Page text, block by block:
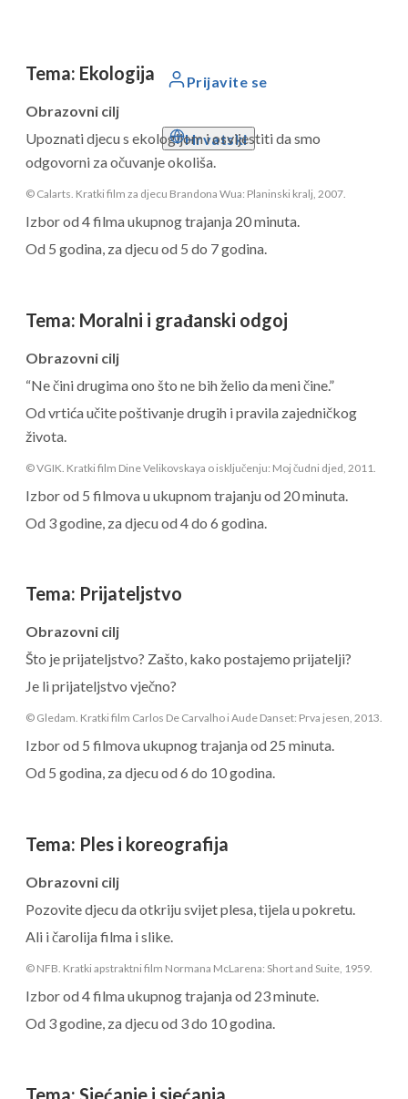
Prijavite se
Hrvatski
Tema: Ekologija
Obrazovni cilj
Upoznati djecu s ekologijom i osvijestiti da smo
odgovorni za očuvanje okoliša.
© Calarts. Kratki film za djecu Brandona Wua: Planinski kralj, 2007.
Izbor od 4 filma ukupnog trajanja 20 minuta.
Od 5 godina, za djecu od 5 do 7 godina.
Tema: Moralni i građanski odgoj
Obrazovni cilj
“Ne čini drugima ono što ne bih želio da meni čine.”
Od vrtića učite poštivanje drugih i pravila zajedničkog
života.
© VGIK. Kratki film Dine Velikovskaya o isključenju: Moj čudni djed, 2011.
Izbor od 5 filmova u ukupnom trajanju od 20 minuta.
Od 3 godine, za djecu od 4 do 6 godina.
Tema: Prijateljstvo
Obrazovni cilj
Što je prijateljstvo? Zašto, kako postajemo prijatelji?
Je li prijateljstvo vječno?
© Gledam. Kratki film Carlos De Carvalho i Aude Danset: Prva jesen, 2013.
Izbor od 5 filmova ukupnog trajanja od 25 minuta.
Od 5 godina, za djecu od 6 do 10 godina.
Tema: Ples i koreografija
Obrazovni cilj
Pozovite djecu da otkriju svijet plesa, tijela u pokretu.
Ali i čarolija filma i slike.
© NFB. Kratki apstraktni film Normana McLarena: Short and Suite, 1959.
Izbor od 4 filma ukupnog trajanja od 23 minute.
Od 3 godine, za djecu od 3 do 10 godina.
Tema: Sjećanje i sjećanja